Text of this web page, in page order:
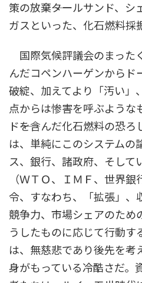
策の放棄――タールサンド、
ガスといった、化石燃料採
国際気候評議会のまった
んだコペンハーゲンからド
破綻、加えてより「汚い」
点からは惨害を呼ぶような
ド――を含んだ化石燃料の恐
は、単純にこのシステムの
ス、銀行、諸政府、そして
（ＷＴＯ、ＩＭＦ、世界
令、すなわち、「拡張」、
競争力、市場シェアのため
うしたものに応じて行動す
は、無慈悲であり後先を考
身がもっている冷酷さだ。